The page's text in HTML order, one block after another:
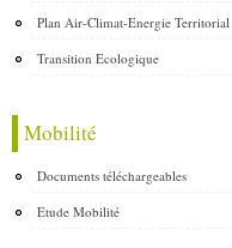
Plan Air-Climat-Energie Territorial
Transition Ecologique
Mobilité
Documents téléchargeables
Etude Mobilité